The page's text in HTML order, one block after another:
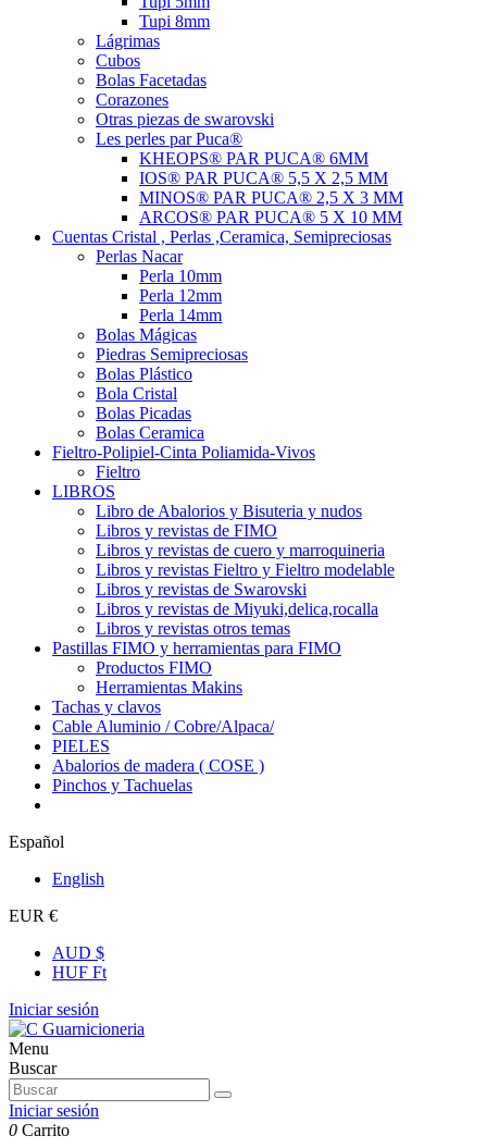
Tupi 8mm
Lágrimas
Cubos
Bolas Facetadas
Corazones
Otras piezas de swarovski
Les perles par Puca®
KHEOPS® PAR PUCA® 6MM
IOS® PAR PUCA® 5,5 X 2,5 MM
MINOS® PAR PUCA® 2,5 X 3 MM
ARCOS® PAR PUCA® 5 X 10 MM
Cuentas Cristal , Perlas ,Ceramica, Semipreciosas
Perlas Nacar
Perla 10mm
Perla 12mm
Perla 14mm
Bolas Mágicas
Piedras Semipreciosas
Bolas Plástico
Bola Cristal
Bolas Picadas
Bolas Ceramica
Fieltro-Polipiel-Cinta Poliamida-Vivos
Fieltro
LIBROS
Libro de Abalorios y Bisuteria y nudos
Libros y revistas de FIMO
Libros y revistas de cuero y marroquineria
Libros y revistas Fieltro y Fieltro modelable
Libros y revistas de Swarovski
Libros y revistas de Miyuki,delica,rocalla
Libros y revistas otros temas
Pastillas FIMO y herramientas para FIMO
Productos FIMO
Herramientas Makins
Tachas y clavos
Cable Aluminio / Cobre/Alpaca/
PIELES
Abalorios de madera ( COSE )
Pinchos y Tachuelas
Español
English
EUR €
AUD $
HUF Ft
Iniciar sesión
Menu
Buscar
Iniciar sesión
0 Carrito